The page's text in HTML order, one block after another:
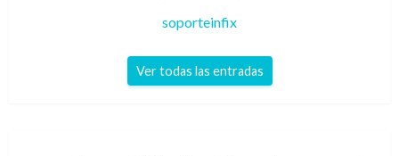
soporteinfix
Ver todas las entradas